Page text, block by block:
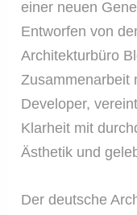
einer neuen
Entworfen von
Architekturbüro
Zusammenarbeit
Developer,
Klarheit mit
Ästhetik und
Der deutsche